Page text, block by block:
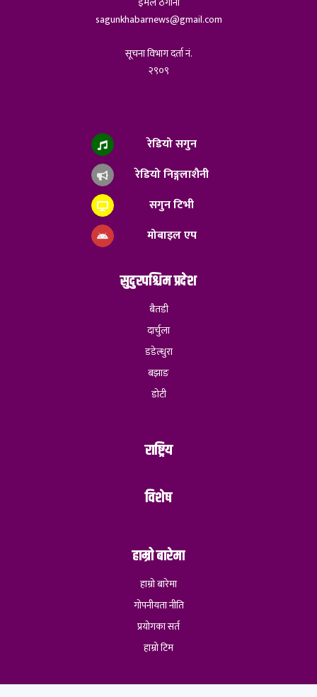
sagunkhabarnews@gmail.com
सूचना विभाग दर्ता नं.
२९०९
रेडियो सगुन
रेडियो निङ्गलाशैनी
सगुन टिभी
मोबाइल एप
सुदुरपश्चिम प्रदेश
बैतडी
दार्चुला
डडेल्धुरा
बझाङ
डोटी
राष्ट्रिय
विशेष
हाम्रो बारेमा
हाम्रो बारेमा
गोपनीयता नीति
प्रयोगका सर्त
हाम्रो टिम